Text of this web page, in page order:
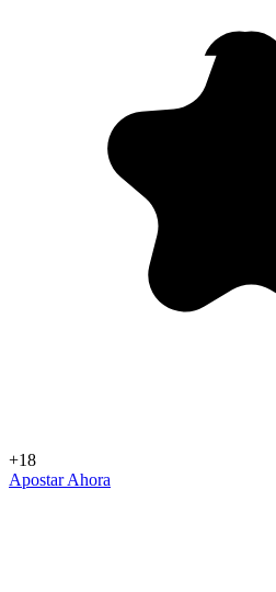
+18
Apostar Ahora